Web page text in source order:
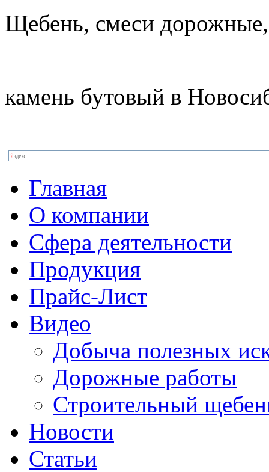
Щебень, смеси дорожные,
камень бутовый в
Главная
О компании
Сфера деятельности
Продукция
Прайс-Лист
Видео
Добыча полезных
Дорожные работы
Строительный
Новости
Статьи